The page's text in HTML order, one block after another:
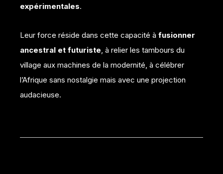
expérimentales.
Leur force réside dans cette capacité à fusionner
ancestral et futuriste, à relier les tambours du
village aux machines de la modernité, à célébrer
l’Afrique sans nostalgie mais avec une projection
audacieuse.